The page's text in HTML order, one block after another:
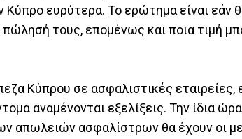
Κύπρο ευρύτερα. Το ερώτημα είναι εάν
πώλησή τους, επομένως και ποια τιμή
Κύπρου σε ασφαλιστικές εταιρείες,
αναμένονται εξελίξεις. Την ίδια
απωλειών ασφαλίστρων θα έχουν οι